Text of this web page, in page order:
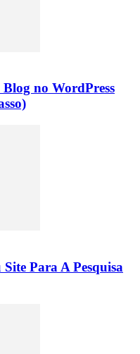
no WordPress
Para A Pesquisa